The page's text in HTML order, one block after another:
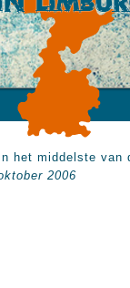
In het middelste
2006